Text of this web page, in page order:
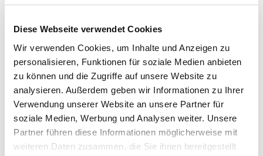
Diese Webseite verwendet Cookies
Wir verwenden Cookies, um Inhalte und Anzeigen zu
personalisieren, Funktionen für soziale Medien anbieten
zu können und die Zugriffe auf unsere Website zu
analysieren. Außerdem geben wir Informationen zu Ihrer
Verwendung unserer Website an unsere Partner für
soziale Medien, Werbung und Analysen weiter. Unsere
Partner führen diese Informationen möglicherweise mit
weiteren Daten zusammen, die Sie ihnen bereitgestellt
Legierung, Härte 56-58 HRC Rockwell)
Gesamtlänge: 33,5 cm
Handgeschärft nach traditionellen japanischen Standards
Ergonomischer Griff
Nahtloses Design aus einem Stück
Hygienekonforme Materialien
Hergestellt in Japan
Nützliche Tipps:
Um die Qualität des Messers bestmöglich zu erhalten, auch